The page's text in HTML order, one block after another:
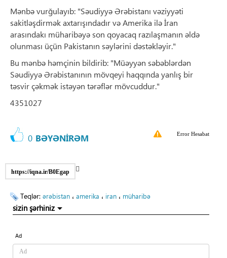
Mənbə vurğulayıb: "Səudiyyə Ərəbistanı vəziyyəti
sakitləşdirmək axtarışındadır və Amerika ilə İran
arasındakı müharibəyə son qoyacaq razılaşmanın əldə
olunması üçün Pakistanın səylərini dəstəkləyir."
Bu mənbə həmçinin bildirib: "Müəyyən səbəblərdən
Səudiyyə Ərəbistanının mövqeyi haqqında yanlış bir
təsvir çəkmək istəyən tərəflər mövcuddur."
4351027
0 BƏYƏNİRƏM Error Hesabat
https://iqna.ir/B0Egap
Teqlər: ərəbistan ، amerika ، iran ، müharibə
sizin şərhiniz
Ad